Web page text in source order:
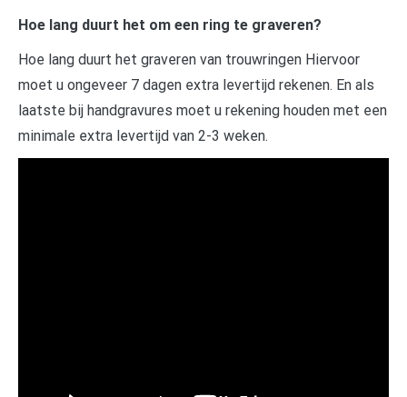
Hoe lang duurt het om een ring te graveren?
Hoe lang duurt het graveren van trouwringen Hiervoor
moet u ongeveer 7 dagen extra levertijd rekenen. En als
laatste bij handgravures moet u rekening houden met een
minimale extra levertijd van 2-3 weken.